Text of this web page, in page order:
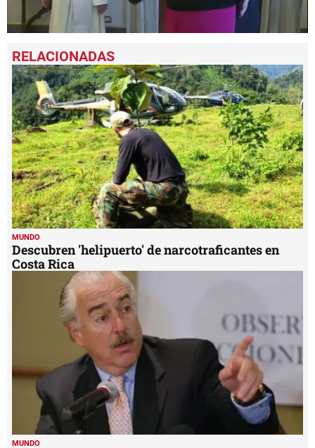
seconds
of
1
minute,
21
seconds
MUNDO
Descubren 'helipuerto' de narcotraficantes en
Costa Rica
MUNDO